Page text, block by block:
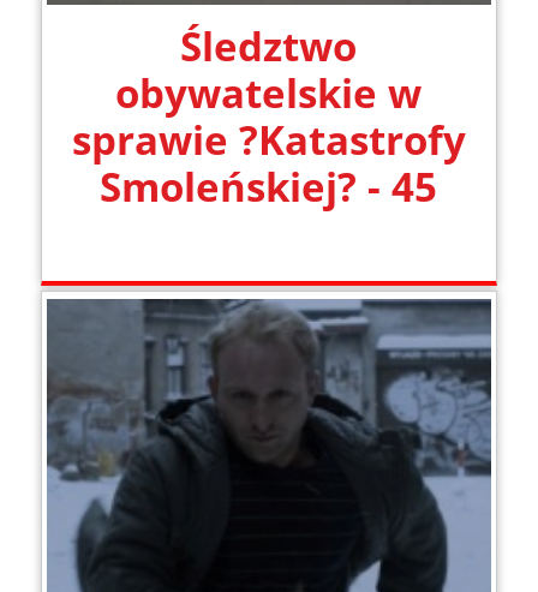
Śledztwo
obywatelskie w
sprawie ?Katastrofy
Smoleńskiej? - 45